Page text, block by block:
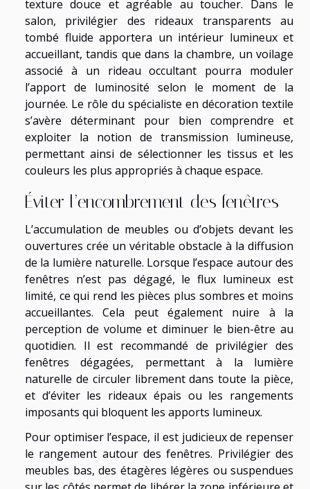
texture douce et agréable au toucher. Dans le
salon, privilégier des rideaux transparents au
tombé fluide apportera un intérieur lumineux et
accueillant, tandis que dans la chambre, un voilage
associé à un rideau occultant pourra moduler
l’apport de luminosité selon le moment de la
journée. Le rôle du spécialiste en décoration textile
s’avère déterminant pour bien comprendre et
exploiter la notion de transmission lumineuse,
permettant ainsi de sélectionner les tissus et les
couleurs les plus appropriés à chaque espace.
Éviter l’encombrement des fenêtres
L’accumulation de meubles ou d’objets devant les
ouvertures crée un véritable obstacle à la diffusion
de la lumière naturelle. Lorsque l’espace autour des
fenêtres n’est pas dégagé, le flux lumineux est
limité, ce qui rend les pièces plus sombres et moins
accueillantes. Cela peut également nuire à la
perception de volume et diminuer le bien-être au
quotidien. Il est recommandé de privilégier des
fenêtres dégagées, permettant à la lumière
naturelle de circuler librement dans toute la pièce,
et d’éviter les rideaux épais ou les rangements
imposants qui bloquent les apports lumineux.
Pour optimiser l’espace, il est judicieux de repenser
le rangement autour des fenêtres. Privilégier des
meubles bas, des étagères légères ou suspendues